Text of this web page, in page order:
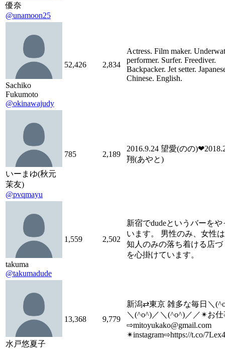
優奈
@unamoon25
Sachiko
Fukumoto
@okinawajudy
52,426 2,834
Actress. Film maker.
performer. Surfer. Freediver.
Backpacker. Jet setter.
Chinese. English.
いーまゆ(秋元
茉友)
@pvqmayu
785 2,189
2016.9.24 望愛(のの
翔(あやと)
takuma
@takumadude
1,559 2,502
新宿でdudeというバーをや
います。 男性のみ、女性
知人のみの落ち着ける店づ
を心掛けています。
水戸悠夏子
13,368 9,779
新潟⇄東京 雑多な毎日＼
＼(^o^)／＼(^o^)／／✴︎お仕
⇨mitoyukako@gmail.com
✴︎instagram⇨https://t.co/